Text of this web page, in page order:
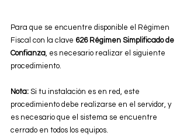
Para que se encuentre disponible el Régimen
Fiscal con la clave 626 Régimen Simplificado de
Confianza, es necesario realizar el siguiente
procedimiento.
Nota: Si tu instalación es en red, este
procedimiento debe realizarse en el servidor, y
es necesario que el sistema se encuentre
cerrado en todos los equipos.